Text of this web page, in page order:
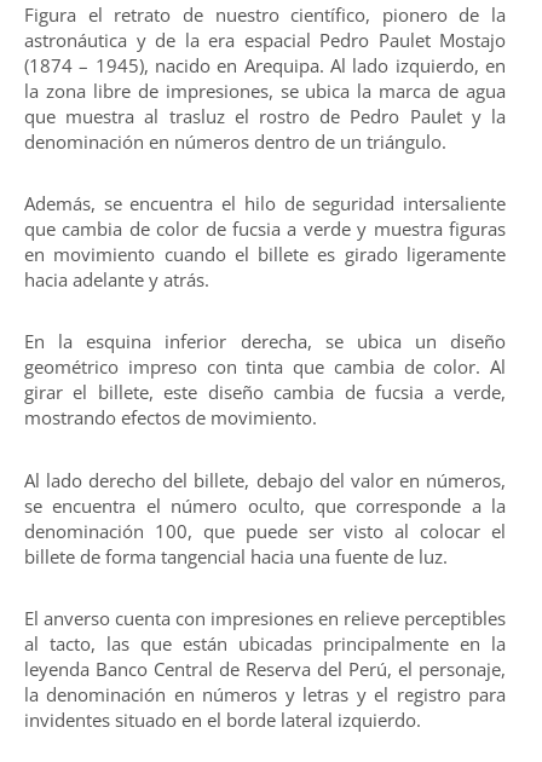
Figura el retrato de nuestro científico, pionero de la
astronáutica y de la era espacial Pedro Paulet Mostajo
(1874 – 1945), nacido en Arequipa. Al lado izquierdo, en
la zona libre de impresiones, se ubica la marca de agua
que muestra al trasluz el rostro de Pedro Paulet y la
denominación en números dentro de un triángulo.
Además, se encuentra el hilo de seguridad intersaliente
que cambia de color de fucsia a verde y muestra figuras
en movimiento cuando el billete es girado ligeramente
hacia adelante y atrás.
En la esquina inferior derecha, se ubica un diseño
geométrico impreso con tinta que cambia de color. Al
girar el billete, este diseño cambia de fucsia a verde,
mostrando efectos de movimiento.
Al lado derecho del billete, debajo del valor en números,
se encuentra el número oculto, que corresponde a la
denominación 100, que puede ser visto al colocar el
billete de forma tangencial hacia una fuente de luz.
El anverso cuenta con impresiones en relieve perceptibles
al tacto, las que están ubicadas principalmente en la
leyenda Banco Central de Reserva del Perú, el personaje,
la denominación en números y letras y el registro para
invidentes situado en el borde lateral izquierdo.